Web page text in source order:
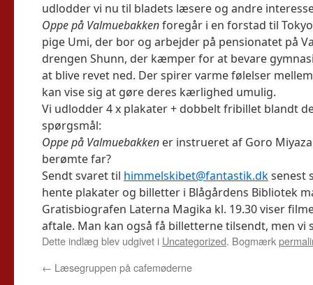
udlodder vi nu til bladets læsere og andre
Oppe på Valmuebakkenforegår i en forstad til
pige Umi, der bor og arbejder på pensionatet på
drengen Shunn, der kæmper for at bevare
at blive revet ned. Der spirer varme følelser
kan vise sig at gøre deres kærlighed umulig.
Vi udlodder 4 x plakater + dobbelt fribillet blandt
spørgsmål:
Oppe på Valmuebakken er instrueret af Goro
berømte far?
Sendt svaret til himmelskibet@fantastik.dksenest
hente plakater og billetter i Blågårdens Bibliotek
Gratisbiografen Laterna Magika kl. 19.30 viser
aftale. Man kan også få billetterne tilsendt, men vi
Dette indlæg blev udgivet i Uncategorized. Bogmærk
← Læsegruppen på cafemøderne